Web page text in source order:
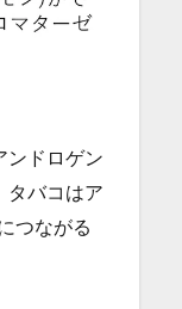
ンドロゲン
タバコはア
つながる